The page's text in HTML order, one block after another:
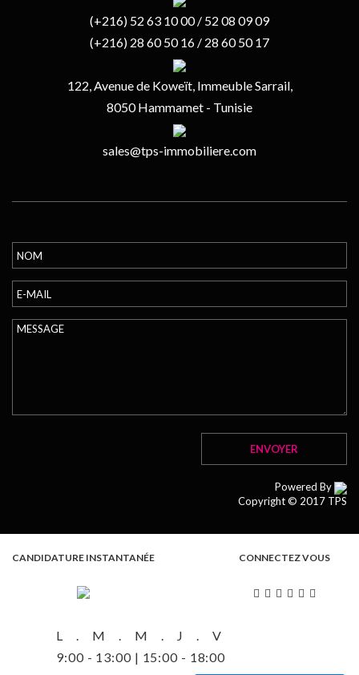
(+216) 52 63 10 00 / 52 08 09 09
(+216) 28 60 50 16 / 28 60 50 17
122, Avenue de Koweït, Immeuble Sarrail,
8050 Hammamet - Tunisie
sales@tps-immobiliere.com
Powered By
Copyright © 2017 TPS
CANDIDATURE INSTANTANÉE CONNECTEZ VOUS
L . M . M . J . V
9:00 - 13:00 | 15:00 - 18:00